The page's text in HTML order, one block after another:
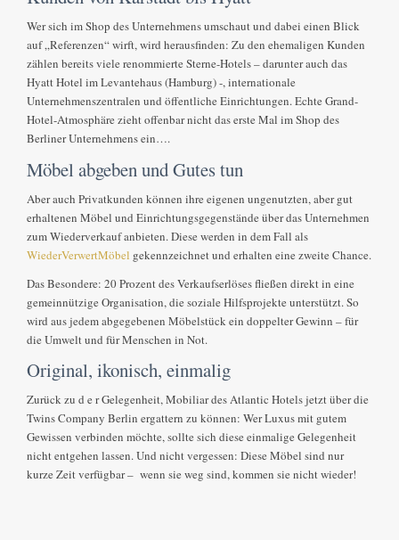
Wer sich im Shop des Unternehmens umschaut und dabei einen Blick
auf „Referenzen“ wirft, wird herausfinden: Zu den ehemaligen Kunden
zählen bereits viele renommierte Sterne-Hotels – darunter auch das
Hyatt Hotel im Levantehaus (Hamburg) -, internationale
Unternehmenszentralen und öffentliche Einrichtungen. Echte Grand-
Hotel-Atmosphäre zieht offenbar nicht das erste Mal im Shop des
Berliner Unternehmens ein….
Möbel abgeben und Gutes tun
Aber auch Privatkunden können ihre eigenen ungenutzten, aber gut
erhaltenen Möbel und Einrichtungsgegenstände über das Unternehmen
zum Wiederverkauf anbieten. Diese werden in dem Fall als
WiederVerwertMöbel gekennzeichnet und erhalten eine zweite Chance.
Das Besondere: 20 Prozent des Verkaufserlöses fließen direkt in eine
gemeinnützige Organisation, die soziale Hilfsprojekte unterstützt. So
wird aus jedem abgegebenen Möbelstück ein doppelter Gewinn – für
die Umwelt und für Menschen in Not.
Original, ikonisch, einmalig
Zurück zu d e r Gelegenheit, Mobiliar des Atlantic Hotels jetzt über die
Twins Company Berlin ergattern zu können: Wer Luxus mit gutem
Gewissen verbinden möchte, sollte sich diese einmalige Gelegenheit
nicht entgehen lassen. Und nicht vergessen: Diese Möbel sind nur
kurze Zeit verfügbar – wenn sie weg sind, kommen sie nicht wieder!